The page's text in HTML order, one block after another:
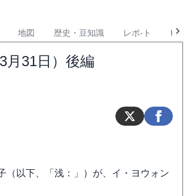
地図 歴史・豆知識 レポ-ト KPOP
月31日）後編
（以下、「浅：」）が、イ・ヨウォン